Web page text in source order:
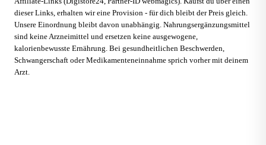
dieser Links, erhalten wir eine Provision - für dich bleibt der Preis gleich.
Unsere Einordnung bleibt davon unabhängig. Nahrungsergänzungsmittel
sind keine Arzneimittel und ersetzen keine ausgewogene,
kalorienbewusste Ernährung. Bei gesundheitlichen Beschwerden,
Schwangerschaft oder Medikamenteneinnahme sprich vorher mit deinem
Arzt.